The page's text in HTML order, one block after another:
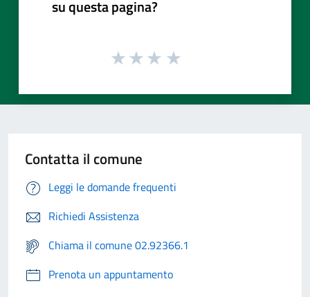
su questa pagina?
Contatta il comune
Leggi le domande frequenti
Richiedi Assistenza
Chiama il comune 02.92366.1
Prenota un appuntamento